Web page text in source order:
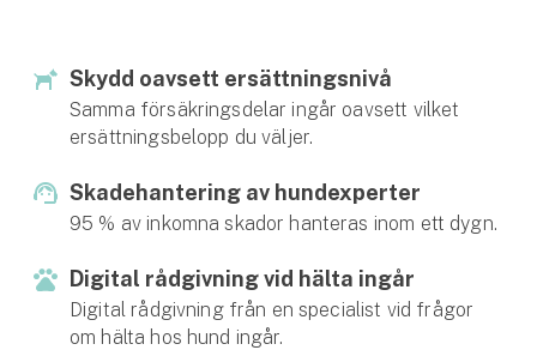
Kattförsäkring
Hem & hus
Villaförsäkring
Skydd oavsett ersättningsnivå
Samma försäkringsdelar ingår oavsett vilket
ersättningsbelopp du väljer.
Skadehantering av hundexperter
95 % av inkomna skador hanteras inom ett dygn.
Digital rådgivning vid hälta ingår
Digital rådgivning från en specialist vid frågor
om hälta hos hund ingår.